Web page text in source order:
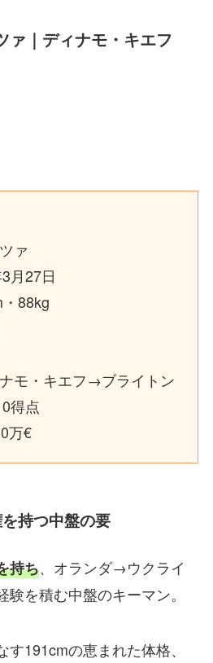
ァ｜ディナモ・キエフ
ァ
月27日
88kg
モ・キエフ→ブライトン
得点
万€
持つ中盤の要
持ち、オランダ→ウクライ
を積む中盤のキーマン。
191cmの恵まれた体格、